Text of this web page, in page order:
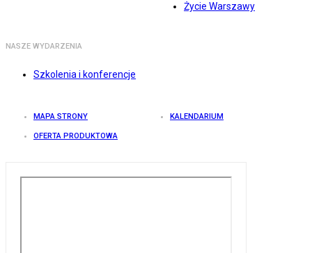
Życie Warszawy
NASZE WYDARZENIA
Szkolenia i konferencje
MAPA STRONY KALENDARIUM
OFERTA PRODUKTOWA